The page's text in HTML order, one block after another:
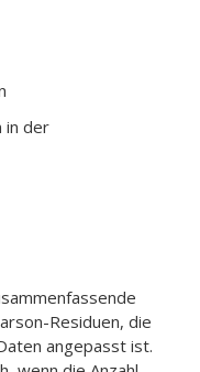
in der
Residuen, die
angepasst ist.